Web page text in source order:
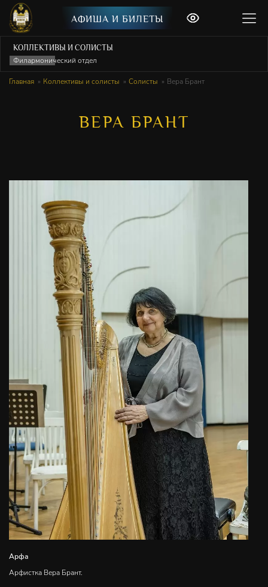
АФИША И БИЛЕТЫ
КОЛЛЕКТИВЫ И СОЛИСТЫ
Филармонический отдел
Главная Коллективы и солисты Солисты Вера Брант
ВЕРА БРАНТ
Арфа
Арфистка Вера Брант.